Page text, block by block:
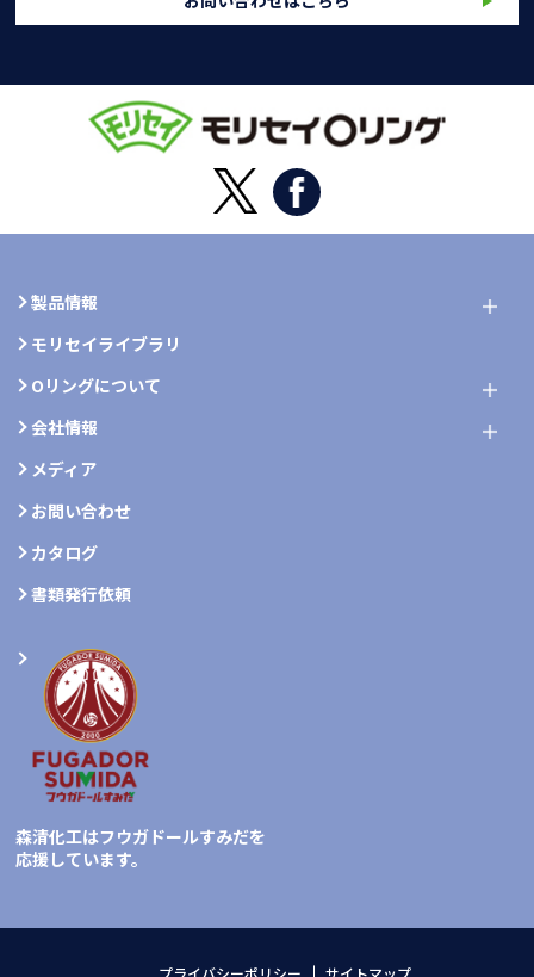
製品情報
モリセイライブラリ
Oリングについて
会社情報
メディア
お問い合わせ
カタログ
書類発行依頼
森清化工はフウガドールすみだを
応援しています。
プライバシーポリシー サイトマップ